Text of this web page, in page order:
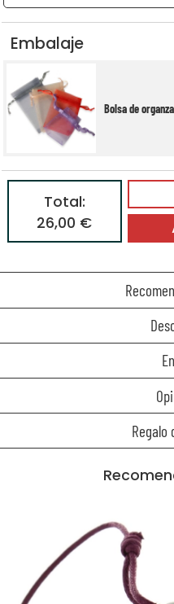
Embalaje
Bolsa de organza
Total:
26,00 €
Regalo